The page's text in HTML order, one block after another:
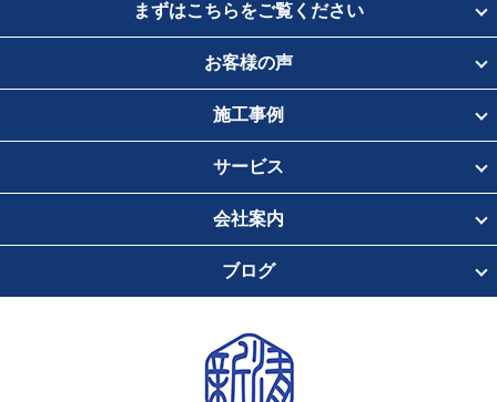
まずはこちらをご覧ください
お客様の声
施工事例
サービス
会社案内
ブログ